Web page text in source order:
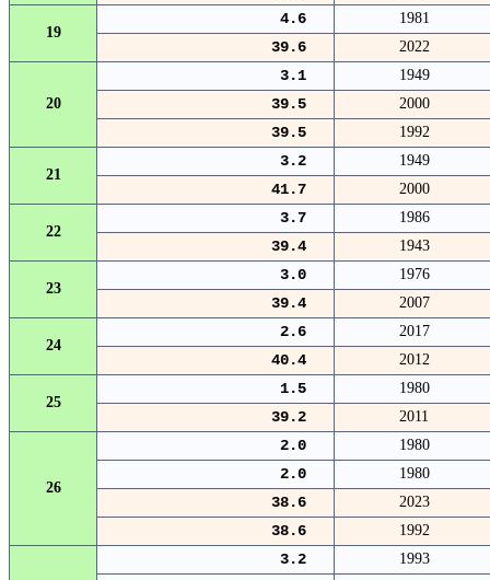
19
4.6 1981
39.6 2022
20
3.1 1949
39.5 2000
39.5 1992
21
3.2 1949
41.7 2000
22
3.7 1986
39.4 1943
23
3.0 1976
39.4 2007
24
2.6 2017
40.4 2012
25
1.5 1980
39.2 2011
26
2.0 1980
2.0 1980
38.6 2023
38.6 1992
3.2 1993